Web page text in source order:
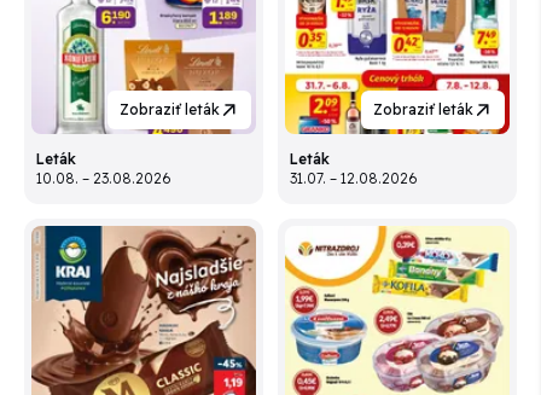
Zobraziť leták
Leták
10.08. – 23.08.2026
Zobraziť leták
Leták
31.07. – 12.08.2026